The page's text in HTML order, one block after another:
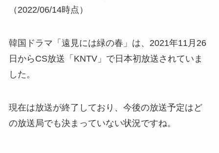
（2022/06/14時点）
韓国ドラマ「遠見には緑の春」は、2021年11月26
日からCS放送「KNTV」で日本初放送されていま
した。
現在は放送が終了しており、今後の放送予定はど
の放送局でも決まっていない状況ですね。